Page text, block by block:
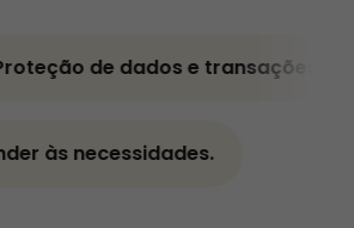
dados e transações com alto
atender às necessidades.